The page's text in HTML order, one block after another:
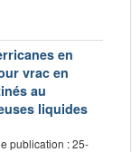
en
vrac en
au
liquides
publication : 25-